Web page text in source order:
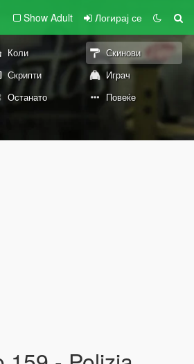
Show Adult Логирај се
Коли
Скинови
Скрипти
Играч
Останато Повеќе